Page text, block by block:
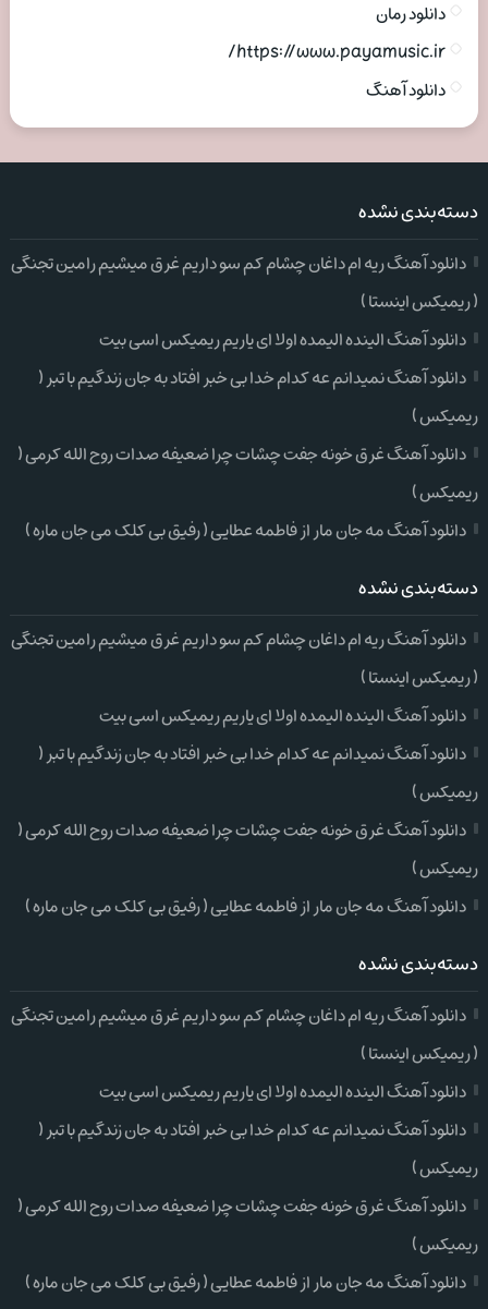
دانلود رمان
https://www.payamusic.ir/
دانلود آهنگ
دسته‌بندی نشده
دانلود آهنگ ریه ام داغان چشام کم سو داریم غرق میشیم رامین تجنگی
( ریمیکس اینستا )
دانلود آهنگ الینده الیمده اولا ای یاریم ریمیکس اسی بیت
دانلود آهنگ نمیدانم عه کدام خدا بی خبر افتاد به جان زندگیم با تبر (
ریمیکس )
دانلود آهنگ غرق خونه جفت چشات چرا ضعیفه صدات روح الله کرمی (
ریمیکس )
دانلود آهنگ مه جان مار از فاطمه عطایی ( رفیق بی کلک می جان ماره )
دسته‌بندی نشده
دانلود آهنگ ریه ام داغان چشام کم سو داریم غرق میشیم رامین تجنگی
( ریمیکس اینستا )
دانلود آهنگ الینده الیمده اولا ای یاریم ریمیکس اسی بیت
دانلود آهنگ نمیدانم عه کدام خدا بی خبر افتاد به جان زندگیم با تبر (
ریمیکس )
دانلود آهنگ غرق خونه جفت چشات چرا ضعیفه صدات روح الله کرمی (
ریمیکس )
دانلود آهنگ مه جان مار از فاطمه عطایی ( رفیق بی کلک می جان ماره )
دسته‌بندی نشده
دانلود آهنگ ریه ام داغان چشام کم سو داریم غرق میشیم رامین تجنگی
( ریمیکس اینستا )
دانلود آهنگ الینده الیمده اولا ای یاریم ریمیکس اسی بیت
دانلود آهنگ نمیدانم عه کدام خدا بی خبر افتاد به جان زندگیم با تبر (
ریمیکس )
دانلود آهنگ غرق خونه جفت چشات چرا ضعیفه صدات روح الله کرمی (
ریمیکس )
دانلود آهنگ مه جان مار از فاطمه عطایی ( رفیق بی کلک می جان ماره )